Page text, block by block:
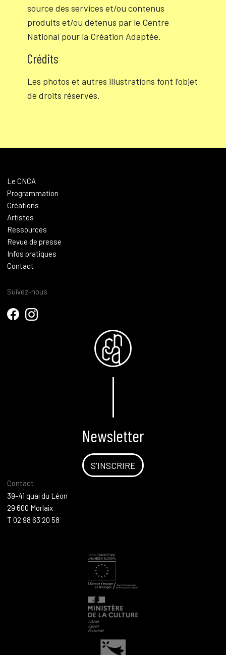
source des services et/ou contenus
produits et/ou détenus par le Centre
National pour la Création Adaptée.
Crédits
Les photos et autres illustrations font l’objet
de droits réservés.
Le CNCA
Programmation
Créations
Artistes
Ressources
Revue de presse
Infos pratiques
Contact
Suivez-nous
Newsletter
S'INSCRIRE
Contact
39-41 quai du Léon
29 600 Morlaix
T 02 98 63 20 58